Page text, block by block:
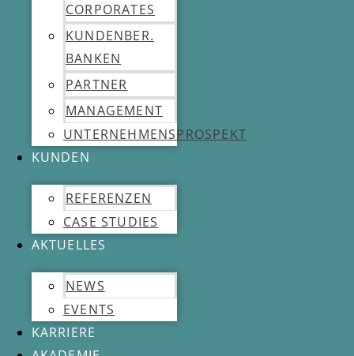
CORPORATES
KUNDENBER.
BANKEN
PARTNER
MANAGEMENT
UNTERNEHMENSPROSPEKT
KUNDEN
REFERENZEN
CASE STUDIES
AKTUELLES
NEWS
EVENTS
KARRIERE